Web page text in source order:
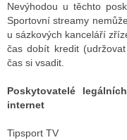
VYSÍLAČE
RÁDIA
STRÁNKY RÁDIÍ
Nevýhodou u těchto
Sportovní streamy
u sázkových kanceláří
čas dobít kredit
čas si vsadit.
Poskytovatelé
internet
Tipsport TV